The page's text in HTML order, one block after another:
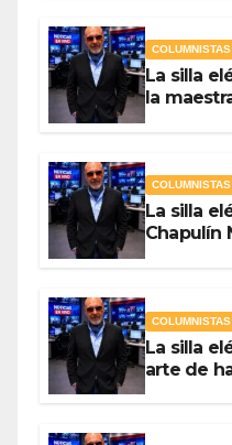
COLUMNISTAS
La silla
la
COLUMNISTAS
La silla
Chapulín
COLUMNISTAS
La silla
arte de